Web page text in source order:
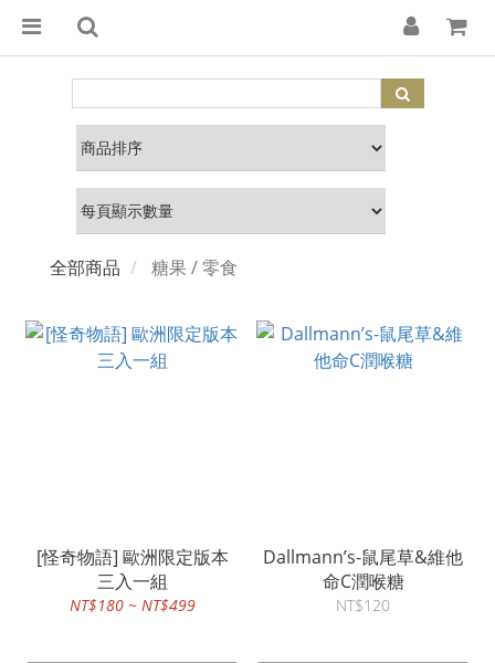
全部商品 糖果 / 零食
[怪奇物語] 歐洲限定版本
三入一組
NT$180 ~ NT$499
Dallmann’s-鼠尾草&維他
命C潤喉糖
NT$120